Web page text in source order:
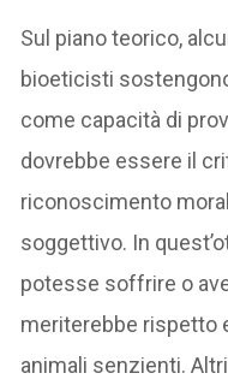
Sul piano teorico,
bioeticisti
come capacità di
dovrebbe essere il
riconoscimento
soggettivo. In
potesse soffrire o
meriterebbe rispetto
animali senzienti.